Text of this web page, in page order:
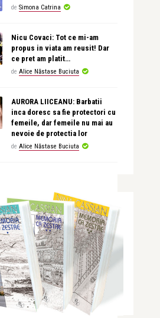
de Simona Catrina
Nicu Covaci: Tot ce mi-am
propus in viata am reusit! Dar
ce pret am platit…
de Alice Năstase Buciuta
AURORA LIICEANU: Barbatii
inca doresc sa fie protectori cu
femeile, dar femeile nu mai au
nevoie de protectia lor
de Alice Năstase Buciuta